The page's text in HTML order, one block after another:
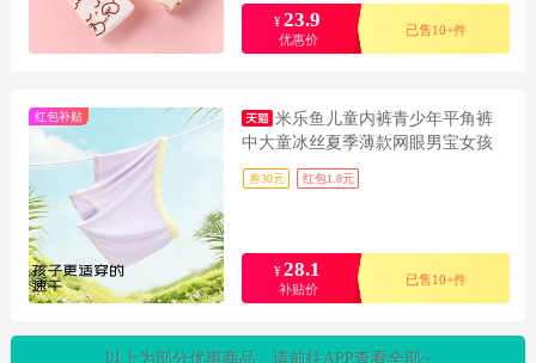
¥ 23.9
优惠价
已售10+件
红包补贴
米乐鱼儿童内裤青少年平角裤
中大童冰丝夏季薄款网眼男宝女孩
短裤
券30元 红包1.8元
¥ 28.1
补贴价
已售10+件
以上为部分优惠商品，请前往APP查看全部~